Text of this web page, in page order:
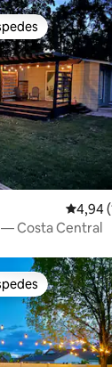
mais
4,94
Costa Central
mais